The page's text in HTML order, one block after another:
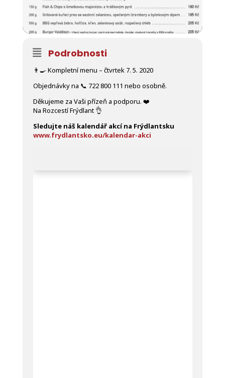
Podrobnosti
👨‍🍳Kompletní menu – čtvrtek 7. 5. 2020
Objednávky na 📞 722 800 111 nebo osobně.
Děkujeme za Vaši přízeň a podporu. ❤️
Na Rozcestí Frýdlant 👌
Sledujte náš kalendář akcí na Frýdlantsku
www.frydlantsko.eu/kalendar-akci